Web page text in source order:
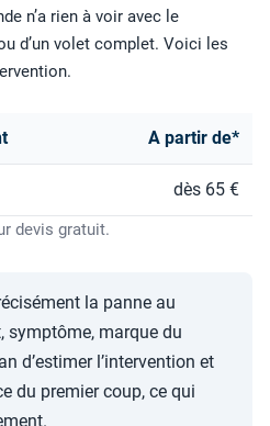
n’a rien à voir avec le
d’un volet complet. Voici les
A partir de*
dès 65 €
devis gratuit.
la panne au
symptôme, marque du
d’estimer l’intervention et
du premier coup, ce qui